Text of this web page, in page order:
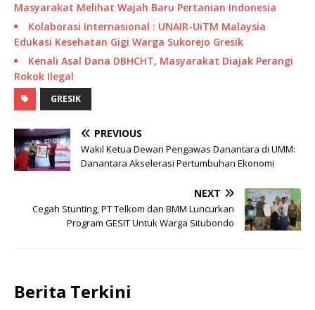
Masyarakat Melihat Wajah Baru Pertanian Indonesia
Kolaborasi Internasional : UNAIR-UiTM Malaysia
Edukasi Kesehatan Gigi Warga Sukorejo Gresik
Kenali Asal Dana DBHCHT, Masyarakat Diajak Perangi
Rokok Ilegal
GRESIK
PREVIOUS
Wakil Ketua Dewan Pengawas Danantara di UMM:
Danantara Akselerasi Pertumbuhan Ekonomi
NEXT
Cegah Stunting, PT Telkom dan BMM Luncurkan
Program GESIT Untuk Warga Situbondo
Berita Terkini